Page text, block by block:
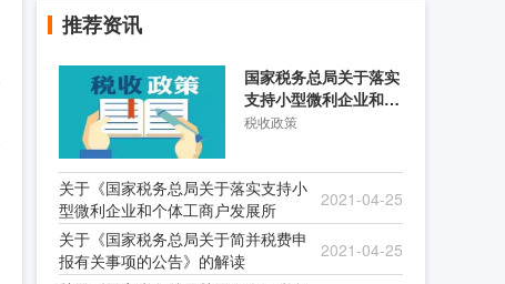
推荐资讯
国家税务总局关于落实
支持小型微利企业和个
体工商户发展所得税优
税收政策
关于《国家税务总局关于落实支持小
型微利企业和个体工商户发展所
2021-04-25
关于《国家税务总局关于简并税费申
报有关事项的公告》的解读
2021-04-25